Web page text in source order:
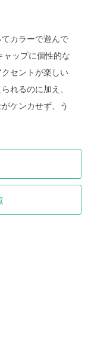
カラーで遊んで
ャップに個性的な
セントが楽しい
れるのに加え、
ケンカせず、う